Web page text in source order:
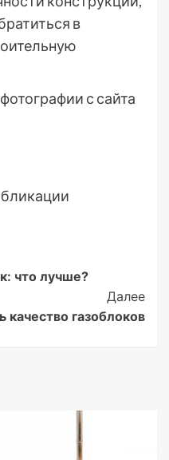
в
с сайта
что лучше?
Далее
качество газоблоков